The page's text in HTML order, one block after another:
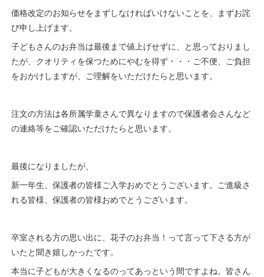
価格改定のお知らせをまずしなければいけないことを、まずお詫
び申し上げます。
子どもさんのお弁当は最後まで値上げせずに、と思っておりまし
たが、クオリティを保つためにやむを得ず・・・ご不便、ご負担
をおかけしますが、ご理解をいただけたらと思います。
注文の方法は各所属学童さんで異なりますので保護者会さんなど
の連絡等をご確認いただけたらと思います。
最後になりましたが、
新一年生、保護者の皆様ご入学おめでとうございます。ご進級さ
れる皆様、保護者の皆様おめでとうございます。
卒室される方の思い出に、花子のお弁当！って言って下さる方が
いたと聞き嬉しかったです。
本当に子どもが大きくなるのってあっという間ですよね。皆さん